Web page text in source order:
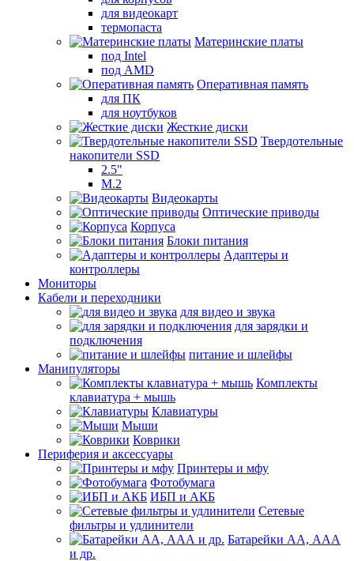
для видеокарт
термопаста
Материнские платы
под Intel
под AMD
Оперативная память
для ПК
для ноутбуков
Жесткие диски
Твердотельные
накопители SSD
2.5"
M.2
Видеокарты
Оптические приводы
Корпуса
Блоки питания
Адаптеры и
контроллеры
Мониторы
Кабели и переходники
для видео и звука
для зарядки и
подключения
питание и шлейфы
Манипуляторы
Комплекты
клавиатура + мышь
Клавиатуры
Мыши
Коврики
Периферия и аксессуары
Принтеры и мфу
Фотобумага
ИБП и АКБ
Сетевые
фильтры и удлинители
Батарейки АА, ААА
и др.